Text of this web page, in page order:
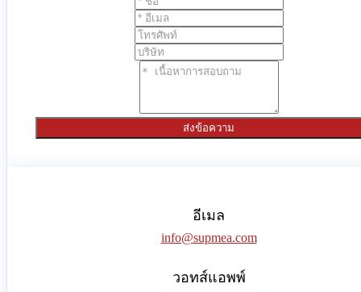
ส่งข้อความ
อีเมล
info@supmea.com
วอทส์แอพพ์